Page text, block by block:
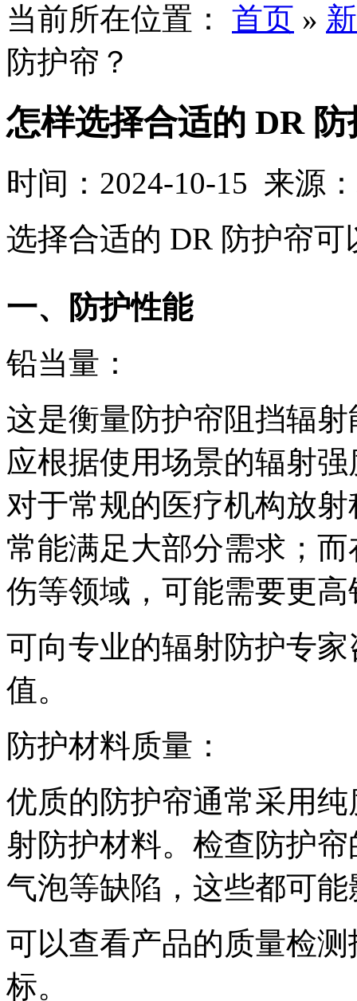
当前所在位置： 首页 »
防护帘？
怎样选择合适的 DR
时间：2024-10-15 来源
选择合适的 DR 防护帘
一、防护性能
铅当量：
这是衡量防护帘阻挡辐
应根据使用场景的辐射
对于常规的医疗机构放
常能满足大部分需求；
伤等领域，可能需要更
可向专业的辐射防护专
值。
防护材料质量：
优质的防护帘通常采用
射防护材料。检查防护
气泡等缺陷，这些都可
可以查看产品的质量检
标。